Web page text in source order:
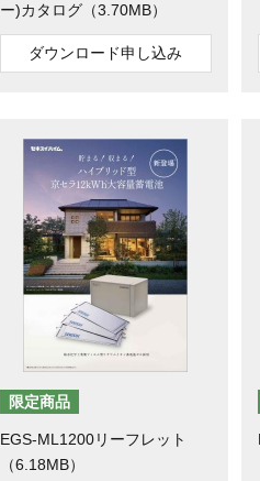
ー)カタログ（3.70MB）
ダウンロード申し込み
限定商品
EGS-ML1200リーフレット
（6.18MB）